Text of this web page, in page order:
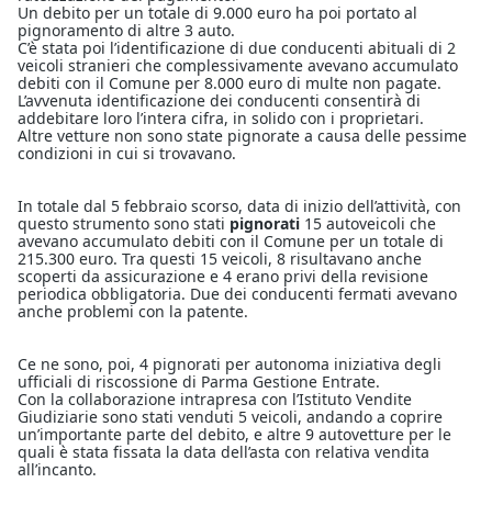
Un debito per un totale di 9.000 euro ha poi portato al
pignoramento di altre 3 auto.
C’è stata poi l’identificazione di due conducenti abituali di 2
veicoli stranieri che complessivamente avevano accumulato
debiti con il Comune per 8.000 euro di multe non pagate.
L’avvenuta identificazione dei conducenti consentirà di
addebitare loro l’intera cifra, in solido con i proprietari.
Altre vetture non sono state pignorate a causa delle pessime
condizioni in cui si trovavano.
In totale dal 5 febbraio scorso, data di inizio dell’attività, con
questo strumento sono stati pignorati 15 autoveicoli che
avevano accumulato debiti con il Comune per un totale di
215.300 euro. Tra questi 15 veicoli, 8 risultavano anche
scoperti da assicurazione e 4 erano privi della revisione
periodica obbligatoria. Due dei conducenti fermati avevano
anche problemi con la patente.
Ce ne sono, poi, 4 pignorati per autonoma iniziativa degli
ufficiali di riscossione di Parma Gestione Entrate.
Con la collaborazione intrapresa con l’Istituto Vendite
Giudiziarie sono stati venduti 5 veicoli, andando a coprire
un’importante parte del debito, e altre 9 autovetture per le
quali è stata fissata la data dell’asta con relativa vendita
all’incanto.